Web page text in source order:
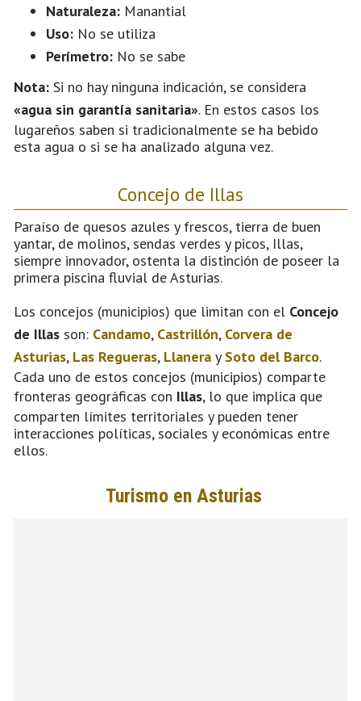
Naturaleza: Manantial
Uso: No se utiliza
Perímetro: No se sabe
Nota: Si no hay ninguna indicación, se considera
«agua sin garantía sanitaria». En estos casos los
lugareños saben si tradicionalmente se ha bebido
esta agua o si se ha analizado alguna vez.
Concejo de Illas
Paraíso de quesos azules y frescos, tierra de buen
yantar, de molinos, sendas verdes y picos, Illas,
siempre innovador, ostenta la distinción de poseer la
primera piscina fluvial de Asturias.
Los concejos (municipios) que limitan con el Concejo
de Illas son: Candamo, Castrillón, Corvera de
Asturias, Las Regueras, Llanera y Soto del Barco.
Cada uno de estos concejos (municipios) comparte
fronteras geográficas con Illas, lo que implica que
comparten límites territoriales y pueden tener
interacciones políticas, sociales y económicas entre
ellos.